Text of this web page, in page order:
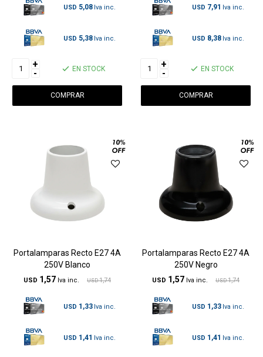
USD 5,08
USD 5,38
+
- EN STOCK
USD 7,91
USD 8,38
+
- EN STOCK
Portalamparas Recto E27 4A
250V Blanco
USD 1,57 USD 1,74
USD 1,33
USD 1,41
Portalamparas Recto E27 4A
250V Negro
USD 1,57 USD 1,74
USD 1,33
USD 1,41